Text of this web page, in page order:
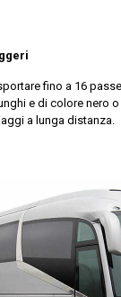
fino a 16
e di colore nero
a lunga distanza.